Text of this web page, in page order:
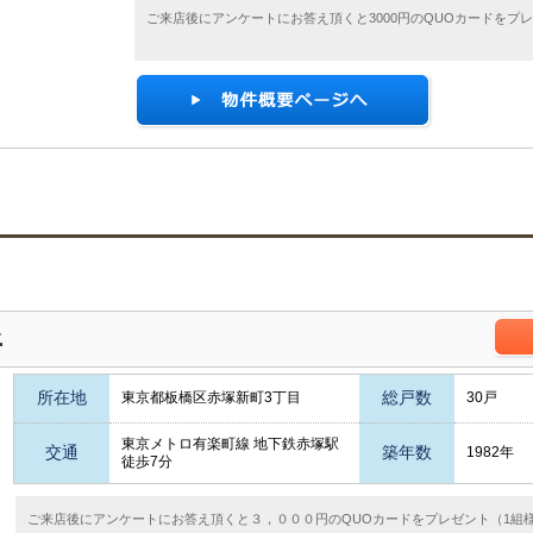
ご来店後にアンケートにお答え頂くと3000円のQUOカードをプ
所在地 東京都板橋区赤塚新町3丁目 総戸数 30戸
交通
東京メトロ有楽町線 地下鉄赤塚駅
徒歩7分
築年数 1982年
ご来店後にアンケートにお答え頂くと３，０００円のQUOカードをプレゼント（1組